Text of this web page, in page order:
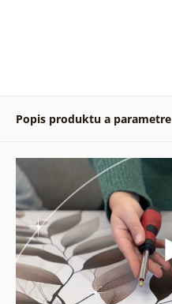
Popis produktu a parametre